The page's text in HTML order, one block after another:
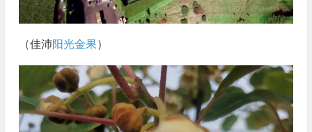
（佳沛阳光金果）